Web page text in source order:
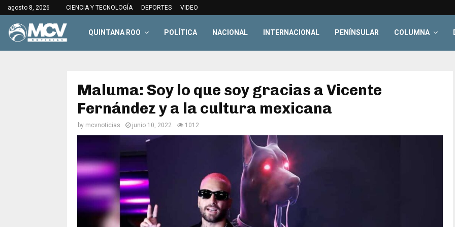
agosto 8, 2026 CIENCIA Y TECNOLOGÍA DEPORTES VIDEO
QUINTANA ROO POLÍTICA NACIONAL INTERNACIONAL PENÍNSULAR COLUMNA
Maluma: Soy lo que soy gracias a Vicente
Fernández y a la cultura mexicana
by mcvnoticias junio 10, 2022 1012